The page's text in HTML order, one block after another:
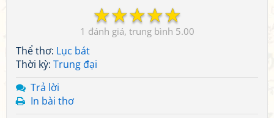
☆
☆
☆
☆
☆
1 5.00
Thể thơ: Lục bát
Thời kỳ: Trung đại
Trả lời
In bài thơ